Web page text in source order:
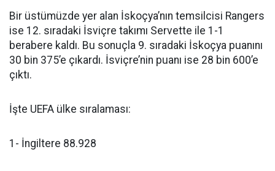
Bir üstümüzde yer alan İskoçya’nın temsilcisi Rangers
ise 12. sıradaki İsviçre takımı Servette ile 1-1
berabere kaldı. Bu sonuçla 9. sıradaki İskoçya puanını
30 bin 375’e çıkardı. İsviçre’nin puanı ise 28 bin 600’e
çıktı.
İşte UEFA ülke sıralaması:
1- İngiltere 88.928